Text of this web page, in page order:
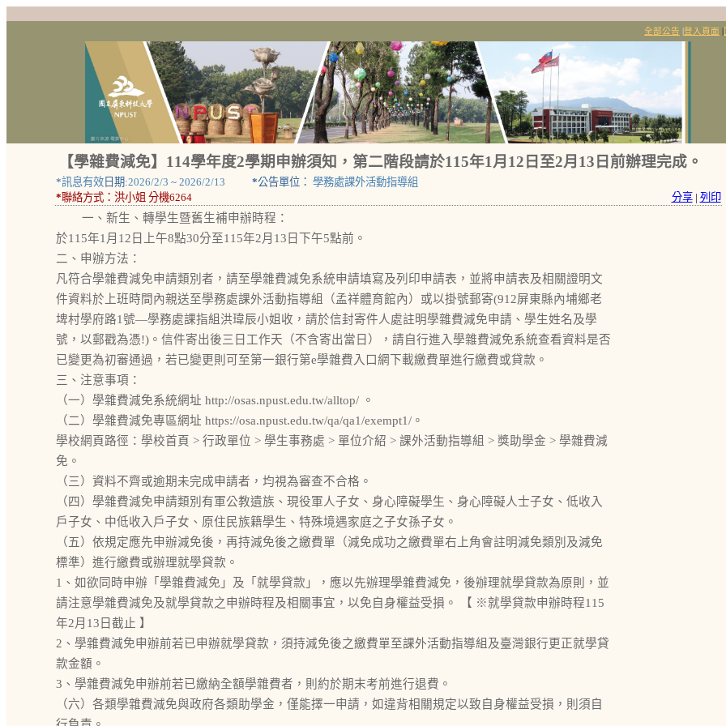
全部公告 登入頁面
【學雜費減免】114學年度2學期申辦須知，第二階段請於115年1月12日至2月13日前辦理完成。
*訊息有效日期:2026/2/3 ~ 2026/2/13 *公告單位： 學務處課外活動指導組
*聯絡方式： 洪小姐 分機6264 分享 | 列印
一、新生、轉學生暨舊生補申辦時程：
於115年1月12日上午8點30分至115年2月13日下午5點前。
二、申辦方法：
凡符合學雜費減免申請類別者，請至學雜費減免系統申請填寫及列印申請表，並將申請表及相關證明文
件資料於上班時間內親送至學務處課外活動指導組（孟祥體育館內）或以掛號郵寄(912屏東縣內埔鄉老
埤村學府路1號—學務處課指組洪瑋辰小姐收，請於信封寄件人處註明學雜費減免申請、學生姓名及學
號，以郵戳為憑!)。信件寄出後三日工作天（不含寄出當日），請自行進入學雜費減免系統查看資料是否
已變更為初審通過，若已變更則可至第一銀行第e學雜費入口網下載繳費單進行繳費或貸款。
三、注意事項：
（一）學雜費減免系統網址 http://osas.npust.edu.tw/alltop/ 。
（二）學雜費減免專區網址 https://osa.npust.edu.tw/qa/qa1/exempt1/。
學校網頁路徑：學校首頁 > 行政單位 > 學生事務處 > 單位介紹 > 課外活動指導組 > 獎助學金 > 學雜費減
免。
（三）資料不齊或逾期未完成申請者，均視為審查不合格。
（四）學雜費減免申請類別有軍公教遺族、現役軍人子女、身心障礙學生、身心障礙人士子女、低收入
戶子女、中低收入戶子女、原住民族籍學生、特殊境遇家庭之子女孫子女。
（五）依規定應先申辦減免後，再持減免後之繳費單（減免成功之繳費單右上角會註明減免類別及減免
標準）進行繳費或辦理就學貸款。
1、如欲同時申辦「學雜費減免」及「就學貸款」，應以先辦理學雜費減免，後辦理就學貸款為原則，並
請注意學雜費減免及就學貸款之申辦時程及相關事宜，以免自身權益受損。 【 ※就學貸款申辦時程115
年2月13日截止 】
2、學雜費減免申辦前若已申辦就學貸款，須持減免後之繳費單至課外活動指導組及臺灣銀行更正就學貸
款金額。
3、學雜費減免申辦前若已繳納全額學雜費者，則約於期末考前進行退費。
（六）各類學雜費減免與政府各類助學金，僅能擇一申請，如違背相關規定以致自身權益受損，則須自